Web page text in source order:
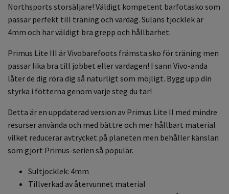
Northsports storsäljare! Väldigt kompetent barfotasko som
passar perfekt till träning och vardag. Sulans tjocklek är
4mm och har väldigt bra grepp och hållbarhet.
Primus Lite III är Vivobarefoots främsta sko för träning men
passar lika bra till jobbet eller vardagen! I sann Vivo-anda
låter de dig röra dig så naturligt som möjligt. Bygg upp din
styrka i fötterna genom varje steg du tar!
Detta är en uppdaterad version av Primus Lite II med mindre
resurser använda och med bättre och mer hållbart material
vilket reducerar avtrycket på planeten men behåller känslan
som gjort Primus-serien så populär.
Sultjocklek: 4mm
Tillverkad av återvunnet material